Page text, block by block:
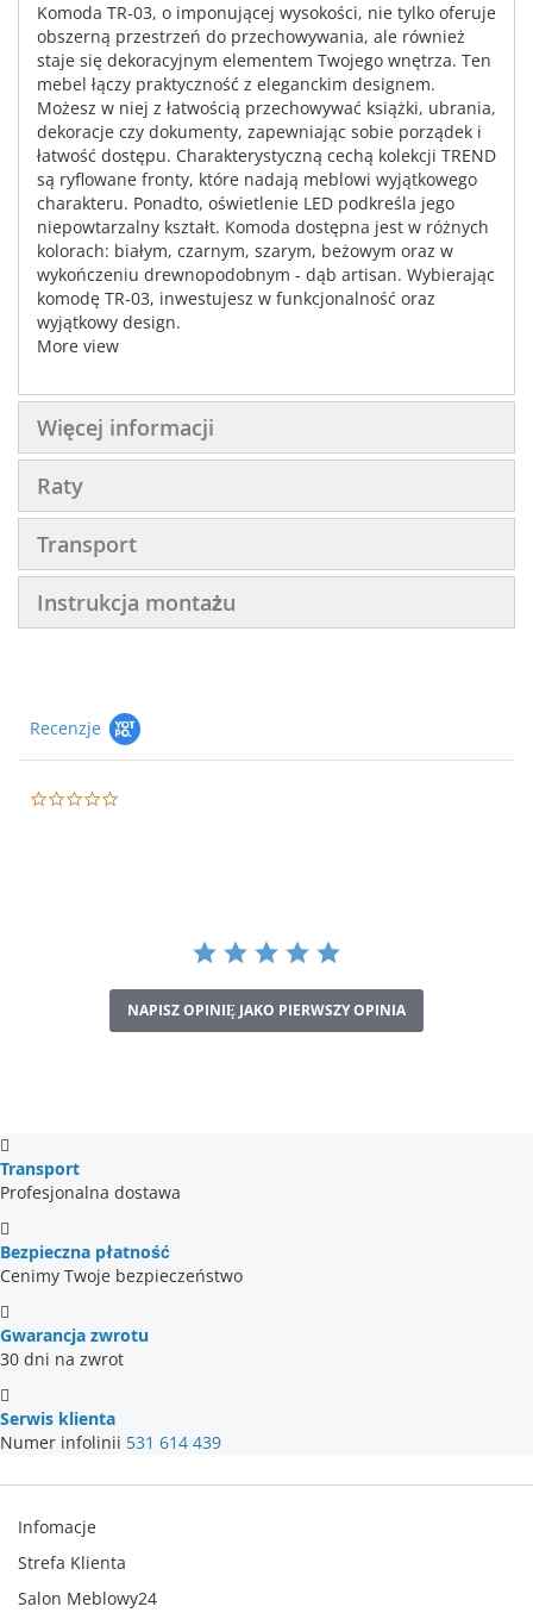
Komoda TR-03, o imponującej wysokości, nie tylko oferuje
obszerną przestrzeń do przechowywania, ale również
staje się dekoracyjnym elementem Twojego wnętrza. Ten
mebel łączy praktyczność z eleganckim designem.
Możesz w niej z łatwością przechowywać książki, ubrania,
dekoracje czy dokumenty, zapewniając sobie porządek i
łatwość dostępu. Charakterystyczną cechą kolekcji TREND
są ryflowane fronty, które nadają meblowi wyjątkowego
charakteru. Ponadto, oświetlenie LED podkreśla jego
niepowtarzalny kształt. Komoda dostępna jest w różnych
kolorach: białym, czarnym, szarym, beżowym oraz w
wykończeniu drewnopodobnym - dąb artisan. Wybierając
komodę TR-03, inwestujesz w funkcjonalność oraz
wyjątkowy design.
More view
Więcej informacji
Raty
Transport
Instrukcja montażu
Recenzje
NAPISZ OPINIĘ JAKO PIERWSZY OPINIA
Transport
Profesjonalna dostawa
Bezpieczna płatność
Cenimy Twoje bezpieczeństwo
Gwarancja zwrotu
30 dni na zwrot
Serwis klienta
Numer infolinii 531 614 439
Infomacje
Strefa Klienta
Salon Meblowy24